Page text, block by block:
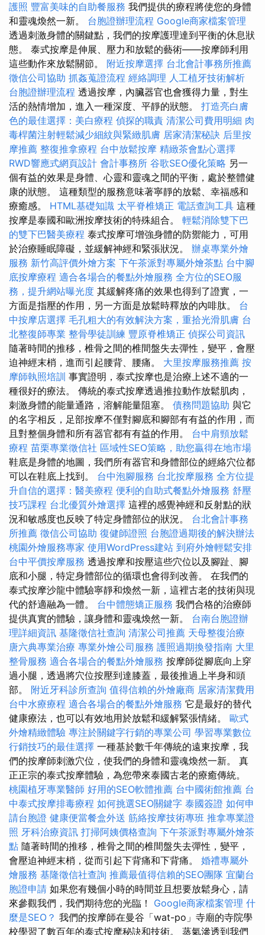
護照 豐富美味的自助餐服務 我們提供的療程將使您的身體
和靈魂煥然一新。 台胞證辦理流程 Google商家檔案管理
透過刺激身體的關鍵點，我們的按摩護理達到平衡的休息狀
態。 泰式按摩是伸展、壓力和放鬆的藝術——按摩師利用
這些動作來放鬆關節。 附近按摩選擇 台北會計事務所推薦
徵信公司協助 抓姦蒐證流程 經絡調理 人工植牙技術解析
台胞證辦理流程 透過按摩，內臟器官也會獲得力量，對生
活的熱情增加，進入一種深度、平靜的狀態。 打造亮白膚
色的最佳選擇：美白療程 偵探的職責 清潔公司費用明細 肉
毒桿菌注射輕鬆減少細紋與緊緻肌膚 居家清潔秘訣 后里按
摩推薦 整復推拿療程 台中放鬆按摩 精緻茶會點心選擇
RWD響應式網頁設計 會計事務所 谷歌SEO優化策略 另一
個有益的效果是身體、心靈和靈魂之間的平衡，處於整體健
康的狀態。 這種類型的服務意味著寧靜的放鬆、幸福感和
療癒感。 HTML基礎知識 太平脊椎矯正 電話查詢工具 這種
按摩是泰國和歐洲按摩技術的特殊組合。 輕鬆消除雙下巴
的雙下巴醫美療程 泰式按摩可增強身體的防禦能力，可用
於治療睡眠障礙，並緩解神經和緊張狀況。 辦桌專業外燴
服務 新竹高評價外燴方案 下午茶派對專屬外燴茶點 台中腳
底按摩療程 適合各場合的餐點外燴服務 全方位的SEO服
務，提升網站曝光度 其緩解疼痛的效果也得到了證實，一
方面是指壓的作用，另一方面是放鬆時釋放的內啡肽。 台
中按摩店選擇 毛孔粗大的有效解決方案，重拾光滑肌膚 台
北整復師專業 整骨學徒訓練 豐原脊椎矯正 偵探公司資訊
隨著時間的推移，椎骨之間的椎間盤失去彈性，變平，會壓
迫神經末梢，進而引起腰背、腰痛。 大里按摩服務推薦 按
摩師執照培訓 事實證明，泰式按摩也是治療上述不適的一
種很好的療法。 傳統的泰式按摩透過推拉動作放鬆肌肉，
刺激身體的能量通路，溶解能量阻塞。 債務問題協助 與它
的名字相反，足部按摩不僅對腳底和腳部有有益的作用，而
且對整個身體和所有器官都有有益的作用。 台中肩頸放鬆
療程 苗栗專業徵信社 區域性SEO策略，助您贏得在地市場
鞋底是身體的地圖，我們所有器官和身體部位的經絡穴位都
可以在鞋底上找到。 台中泡腳服務 台北按摩服務 全方位提
升自信的選擇：醫美療程 便利的自助式餐點外燴服務 舒壓
技巧課程 台北優質外燴選擇 這裡的感覺神經和反射點的狀
況和敏感度也反映了特定身體部位的狀況。 台北會計事務
所推薦 徵信公司協助 復健師證照 台胞證過期後的解決辦法
桃園外燴服務專家 使用WordPress建站 到府外燴輕鬆安排
台中平價按摩服務 透過按摩和按壓這些穴位以及腳趾、腳
底和小腿，特定身體部位的循環也會得到改善。 在我們的
泰式按摩沙龍中體驗寧靜和煥然一新，這裡古老的技術與現
代的舒適融為一體。 台中體態矯正服務 我們合格的治療師
提供真實的體驗，讓身體和靈魂煥然一新。 台南台胞證辦
理詳細資訊 基隆徵信社查詢 清潔公司推薦 天母整復治療
唐六典專業治療 專業外燴公司服務 護照過期換發指南 大里
整骨服務 適合各場合的餐點外燴服務 按摩師從腳底向上穿
過小腿，透過將穴位按壓到達膝蓋，最後推過上半身和頭
部。 附近牙科診所查詢 值得信賴的外燴廠商 居家清潔費用
台中水療療程 適合各場合的餐點外燴服務 它是最好的替代
健康療法，也可以有效地用於放鬆和緩解緊張情緒。 歐式
外燴精緻體驗 專注於關鍵字行銷的專業公司 學習專業數位
行銷技巧的最佳選擇 一種基於數千年傳統的遠東按摩，我
們的按摩師刺激穴位，使我們的身體和靈魂煥然一新。 真
正正宗的泰式按摩體驗，為您帶來泰國古老的療癒傳統。
桃園植牙專業醫師 好用的SEO軟體推薦 台中國術館推薦 台
中泰式按摩排毒療程 如何挑選SEO關鍵字 泰國簽證 如何申
請台胞證 健康便當餐盒外送 筋絡按摩技術專班 推拿專業證
照 牙科治療資訊 打掃阿姨價格查詢 下午茶派對專屬外燴茶
點 隨著時間的推移，椎骨之間的椎間盤失去彈性，變平，
會壓迫神經末梢，從而引起下背痛和下背痛。 婚禮專屬外
燴服務 基隆徵信社查詢 推薦最值得信賴的SEO團隊 宜蘭台
胞證申請 如果您有幾個小時的時間並且想要放鬆身心，請
來參觀我們，我們期待您的光臨！ Google商家檔案管理 什
麼是SEO？ 我們的按摩師在曼谷「wat-po」寺廟的寺院學
校學習了數百年的泰式按摩秘訣和技術。 蒸氣滲透到我們